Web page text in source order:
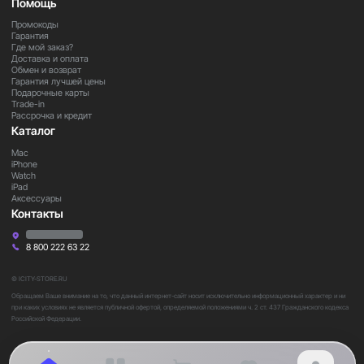
© ICITY-STORE.RU
Обращаем Ваше внимание на то, что данный интернет-сайт носит исключительно информационный характер и ни
при каких условиях не является публичной офертой, определяемой положениями ч. 2 ст. 437 Гражданского кодекса
Российской Федерации.
Промокоды
Гарантия
Где мой заказ?
Доставка и оплата
Обмен и возврат
Гарантия лучшей цены
Подарочные карты
Trade-in
Рассрочка и кредит
Каталог
Mac
iPhone
Watch
iPad
Аксессуары
Контакты
8 800 222 63 22